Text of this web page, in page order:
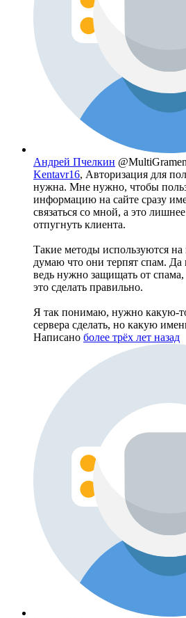
Андрей Пчелкин @MultiGramen
Kentavr16, Авторизация для
нужна. Мне нужно, чтобы
информацию на сайте сразу
связаться со мной, а это
отпугнуть клиента.
Такие методы используются на
думаю что они терпят спам.
ведь нужно защищать от спама,
это сделать правильно.
Я так понимаю, нужно какую-
сервера сделать, но какую
Написано более трёх лет назад